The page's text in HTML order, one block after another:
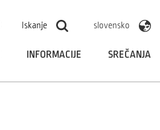
Iskanje slovensko
INFORMACIJE SREČANJA